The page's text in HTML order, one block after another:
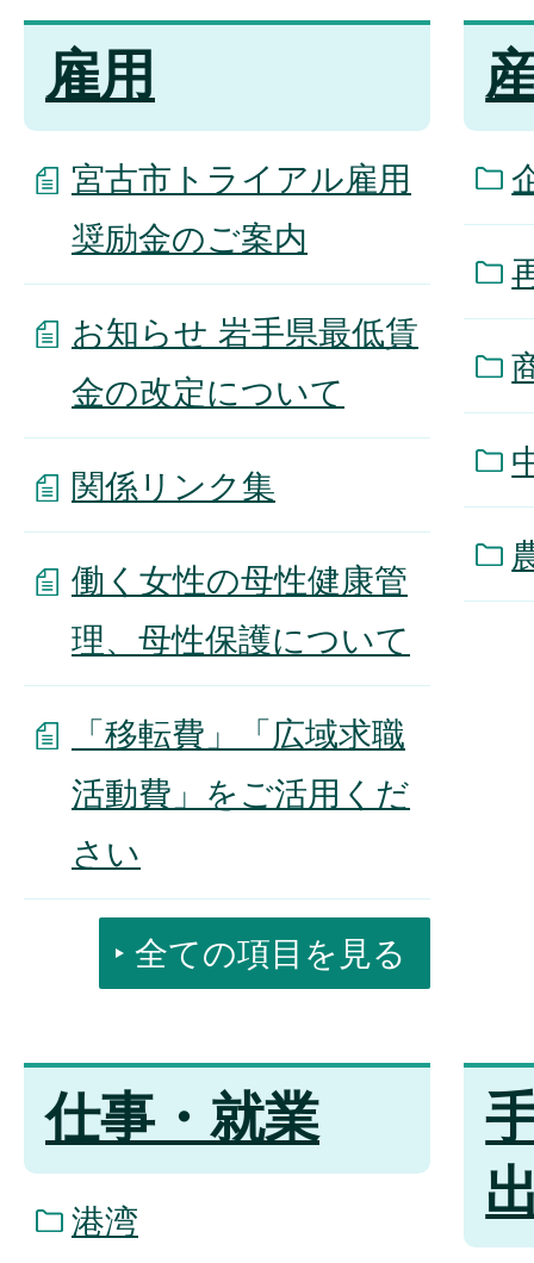
雇用
宮古市トライアル雇用
奨励金のご案内
お知らせ 岩手県最低賃
金の改定について
関係リンク集
働く女性の母性健康管
理、母性保護について
「移転費」「広域求職
活動費」をご活用くだ
さい
全ての項目を見る
仕事・就業
港湾